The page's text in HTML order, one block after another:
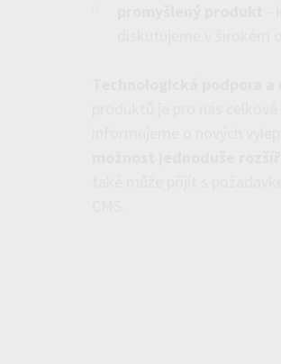
diskutujeme v širokém
Technologická podpora
produktů je pro nás
informujeme o nových
možnost jednoduše
také může přijít s